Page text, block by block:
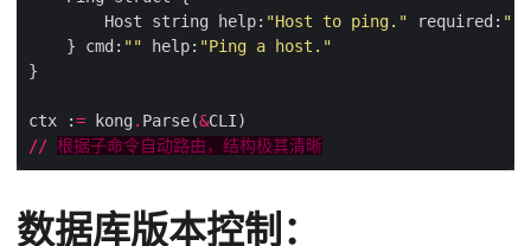
        Host string help:
"Host to ping." required: ""
    } cmd:
"" help: "Ping a host."
ctx := kong . Parse(&
// 根据子命令自动路由，结构极其清晰
数据库版本控制：